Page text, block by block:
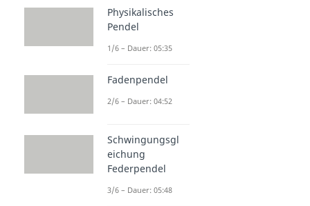
Physikalisches
Pendel
1/6 – Dauer: 05:35
Fadenpendel
2/6 – Dauer: 04:52
Schwingungsgl
eichung
Federpendel
3/6 – Dauer: 05:48